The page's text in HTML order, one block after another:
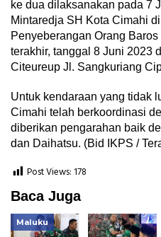
ke dua dilaksanakan pada 7
Mintaredja SH Kota Cimahi
Penyeberangan Orang
terakhir, tanggal 8 Juni 2023
Citeureup Jl. Sangkuriang
Untuk kendaraan yang tidak
Cimahi telah berkoordinasi
diberikan pengarahan baik
dan Daihatsu. (Bid IKPS /
Post Views: 178
Baca Juga
Maluku